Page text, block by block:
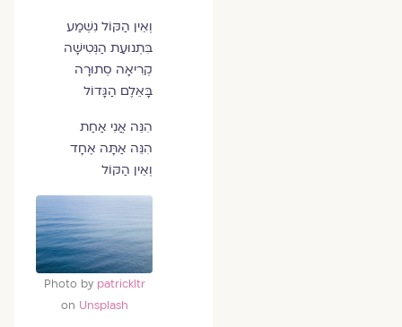
וְאֵין הַקּוֹל נִשְׁמַע
בִּתְנוּעַת הַנְּטִישָׁה
קְרִיאָה סְתוּרָה
בָּאֵלֶם הַגָּדוֹל
הִנֵּה אֲנִי אַחַת
הִנֵּה אַתָּה אֶחָד
וְאֵין הַקּוֹל
Photo bypatrickltr
onUnsplash